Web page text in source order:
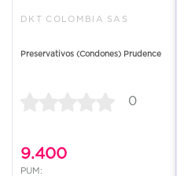
DKT COLOMBIA SAS
Preservativos (Condones) Prudence
0
9.400
PUM: